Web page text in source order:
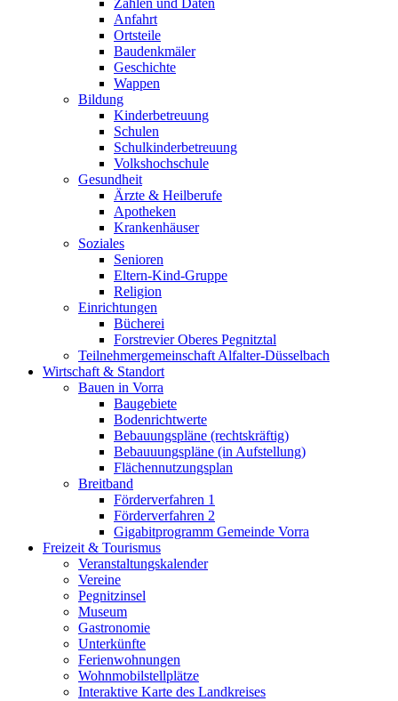
Zahlen und Daten
Anfahrt
Ortsteile
Baudenkmäler
Geschichte
Wappen
Bildung
Kinderbetreuung
Schulen
Schulkinderbetreuung
Volkshochschule
Gesundheit
Ärzte & Heilberufe
Apotheken
Krankenhäuser
Soziales
Senioren
Eltern-Kind-Gruppe
Religion
Einrichtungen
Bücherei
Forstrevier Oberes Pegnitztal
Teilnehmergemeinschaft Alfalter-Düsselbach
Wirtschaft & Standort
Bauen in Vorra
Baugebiete
Bodenrichtwerte
Bebauungspläne (rechtskräftig)
Bebauuungspläne (in Aufstellung)
Flächennutzungsplan
Breitband
Förderverfahren 1
Förderverfahren 2
Gigabitprogramm Gemeinde Vorra
Freizeit & Tourismus
Veranstaltungskalender
Vereine
Pegnitzinsel
Museum
Gastronomie
Unterkünfte
Ferienwohnungen
Wohnmobilstellplätze
Interaktive Karte des Landkreises